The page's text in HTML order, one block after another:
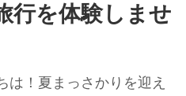
行を体験しませ
は！夏まっさかりを迎え